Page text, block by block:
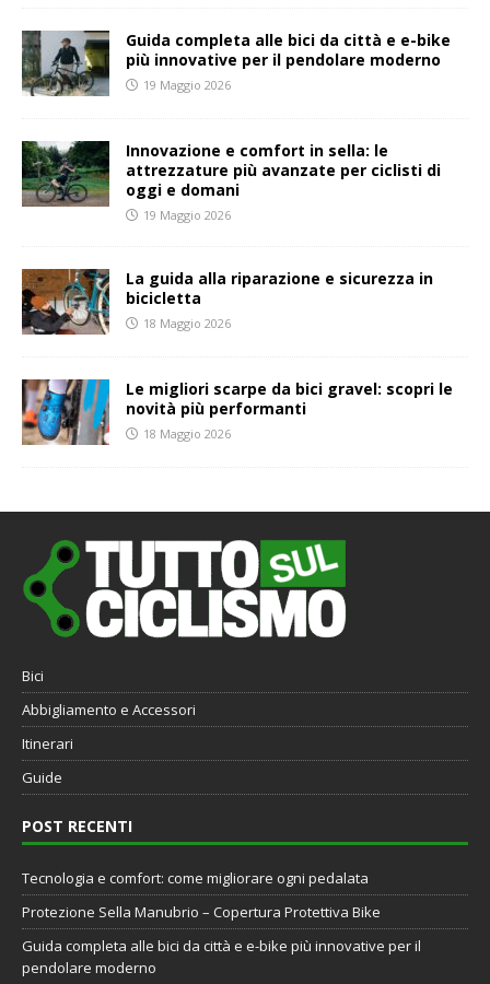
Guida completa alle bici da città e e-bike
più innovative per il pendolare moderno
19 Maggio 2026
Innovazione e comfort in sella: le
attrezzature più avanzate per ciclisti di
oggi e domani
19 Maggio 2026
La guida alla riparazione e sicurezza in
bicicletta
18 Maggio 2026
Le migliori scarpe da bici gravel: scopri le
novità più performanti
18 Maggio 2026
Bici
Abbigliamento e Accessori
Itinerari
Guide
POST RECENTI
Tecnologia e comfort: come migliorare ogni pedalata
Protezione Sella Manubrio – Copertura Protettiva Bike
Guida completa alle bici da città e e-bike più innovative per il
pendolare moderno